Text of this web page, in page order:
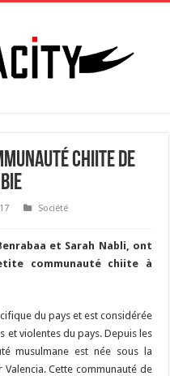
chiite de
Société
et Sarah Nabli, ont
communauté chiite à
du pays et est considérée
et violentes du pays. Depuis les
musulmane est née sous la
Cette communauté de